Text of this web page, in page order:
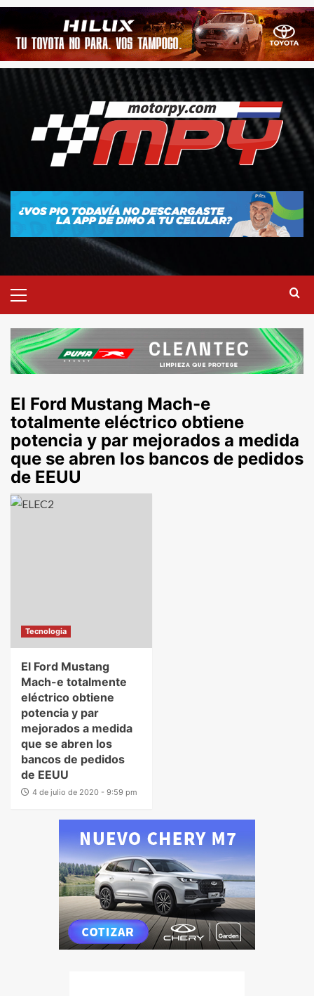
El Ford Mustang Mach-e
totalmente eléctrico obtiene
potencia y par mejorados a medida
que se abren los bancos de pedidos
de EEUU
Tecnologia
El Ford Mustang
Mach-e totalmente
eléctrico obtiene
potencia y par
mejorados a medida
que se abren los
bancos de pedidos
de EEUU
4 de julio de 2020 - 9:59 pm